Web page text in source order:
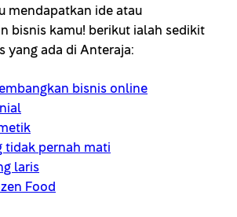
mendapatkan ide atau
bisnis kamu! berikut ialah sedikit
yang ada di Anteraja:
bisnis online
tidak pernah mati
laris
Food